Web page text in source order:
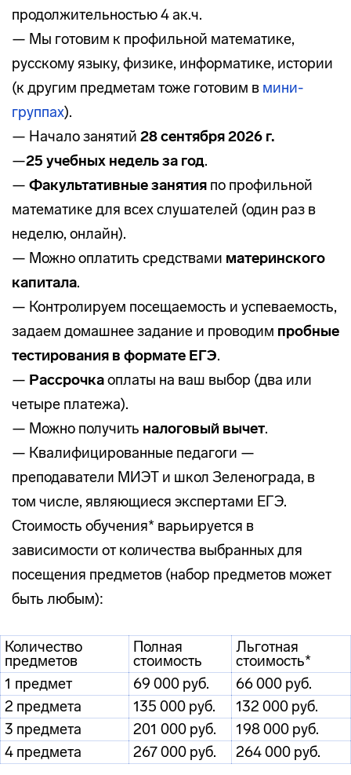
продолжительностью 4 ак.ч.
— Мы готовим к профильной математике,
русскому языку, физике, информатике, истории
(к другим предметам тоже готовим в мини-
группах).
— Начало занятий 28 сентября 2026 г.
—25 учебных недель за год.
— Факультативные занятия по профильной
математике для всех слушателей (один раз в
неделю, онлайн).
— Можно оплатить средствами материнского
капитала.
— Контролируем посещаемость и успеваемость,
задаем домашнее задание и проводим пробные
тестирования в формате ЕГЭ.
— Рассрочкаоплаты на ваш выбор (два или
четыре платежа).
— Можно получить налоговый вычет.
— Квалифицированные педагоги —
преподаватели МИЭТ и школ Зеленограда, в
том числе, являющиеся экспертами ЕГЭ.
Стоимость обучения* варьируется в
зависимости от количества выбранных для
посещения предметов (набор предметов может
быть любым):
Количество
предметов
Полная
стоимость
Льготная
стоимость*
1 предмет
69 000 руб.
66 000 руб.
2 предмета
135 000 руб.
132 000 руб.
3 предмета
201 000 руб.
198 000 руб.
4 предмета
267 000 руб.
264 000 руб.